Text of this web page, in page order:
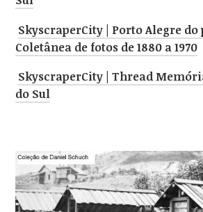
SkyscraperCity | Porto Alegre do
Coletânea de fotos de 1880 a 1970
SkyscraperCity | Thread
do Sul